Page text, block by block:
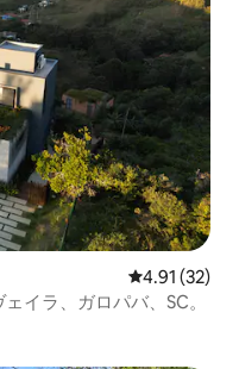
レビュー32
4.91 (32)
イラ、ガロパバ、SC。